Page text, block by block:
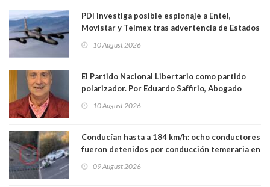
PDI investiga posible espionaje a Entel,
Movistar y Telmex tras advertencia de Estados
10 August 2026
El Partido Nacional Libertario como partido
polarizador. Por Eduardo Saffirio, Abogado
10 August 2026
Conducían hasta a 184 km/h: ocho conductores
fueron detenidos por conducción temeraria en
09 August 2026